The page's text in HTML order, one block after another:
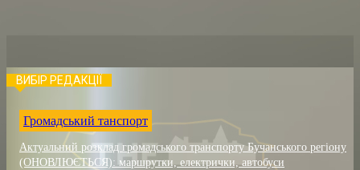
ВИБІР РЕДАКЦІЇ
Громадський танспорт
Актуальний розклад громадського транспорту Бучанського регіону
(ОНОВЛЮЄТЬСЯ): маршрутки, електрички, автобуси